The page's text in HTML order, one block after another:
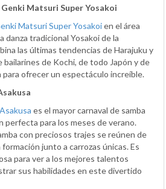
Matsuri Super Yosakoi
Matsuri Super Yosakoien el área
danza tradicional Yosakoi de la
las últimas tendencias de Harajuku y
de Kochi, de todo Japón y de
ofrecer un espectáculo increíble.
es el mayor carnaval de samba
perfecta para los meses de verano.
con preciosos trajes se reúnen de
junto a carrozas únicas. Es
para ver a los mejores talentos
sus habilidades en este divertido